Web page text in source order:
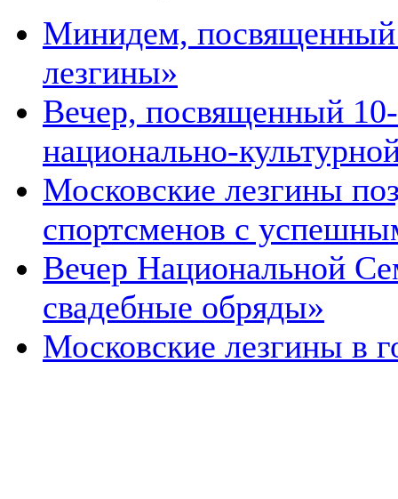
Минидем,
лезгины»
Вечер, посвященный
национально-
Московские лезгины
спортсменов с
Вечер Национальной
свадебные обряды»
Московские лезгины в